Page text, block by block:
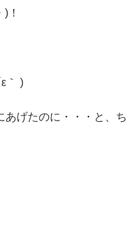
！
｀ )
あげたのに・・・と、ち